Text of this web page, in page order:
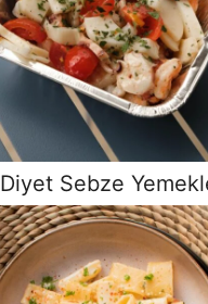
Diyet Sebze